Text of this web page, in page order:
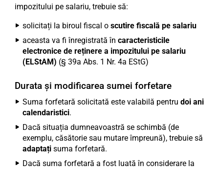
impozitului pe salariu, trebuie să:
solicitați la biroul fiscal o scutire fiscală pe salariu
aceasta va fi înregistrată în caracteristicile
electronice de reținere a impozitului pe salariu
(ELStAM) (§ 39a Abs. 1 Nr. 4a EStG)
Durata și modificarea sumei forfetare
Suma forfetară solicitată este valabilă pentru doi ani
calendaristici.
Dacă situația dumneavoastră se schimbă (de
exemplu, căsătorie sau mutare împreună), trebuie să
adaptați suma forfetară.
Dacă suma forfetară a fost luată în considerare la